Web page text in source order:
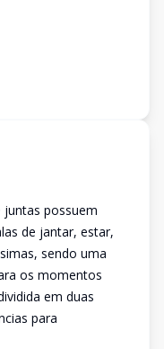
juntas possuem
de jantar, estar,
sendo uma
os momentos
em duas
para